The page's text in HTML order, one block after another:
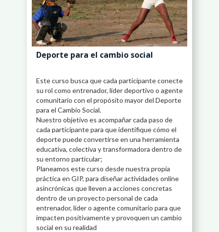
Deporte para el cambio social
Este curso busca que cada participante conecte
su rol como entrenador, líder deportivo o agente
comunitario con el propósito mayor del Deporte
para el Cambio Social.
Nuestro objetivo es acompañar cada paso de
cada participante para que identifique cómo el
deporte puede convertirse en una herramienta
educativa, colectiva y transformadora dentro de
su entorno particular;
Planeamos este curso desde nuestra propia
práctica en GIP, para diseñar actividades online
asincrónicas que lleven a acciones concretas
dentro de un proyecto personal de cada
entrenador, líder o agente comunitario para que
impacten positivamente y provoquen un cambio
social en su realidad